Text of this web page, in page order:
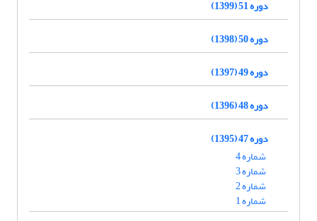
دوره 51 (1399)
دوره 50 (1398)
دوره 49 (1397)
دوره 48 (1396)
دوره 47 (1395)
شماره 4
شماره 3
شماره 2
شماره 1